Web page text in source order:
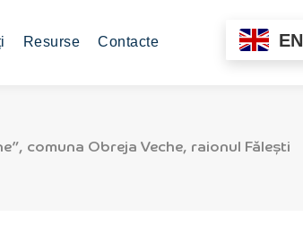
Resurse Contacte EN
comuna Obreja Veche, raionul Fălești